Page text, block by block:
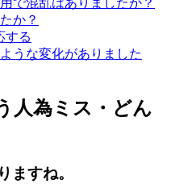
か？
する
うな変化がありました
人為ミス・どん
ますね。